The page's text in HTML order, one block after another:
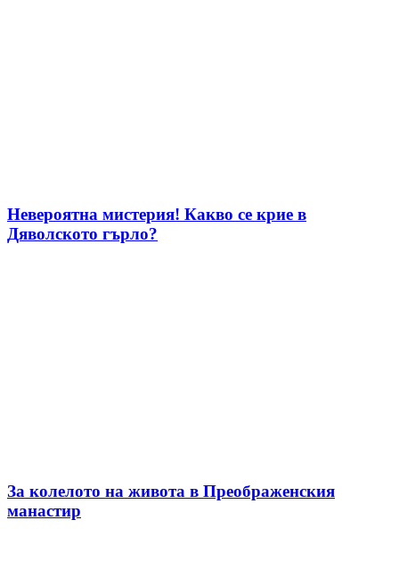
Невероятна мистерия! Какво се крие в
Дяволското гърло?
За колелото на живота в Преображенския
манастир